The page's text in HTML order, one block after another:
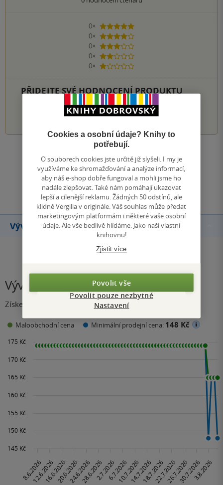
0×
5 hvězdiček
0×
4 hvězdičky
0×
3 hvězdičky
0×
2 hvězdičky
0×
1 hvezdička
PŘIDEJTE SVÉ HODNOCENÍ PRODUKTU
1 2 3 4 5
Přidat hodnocení
Vývoj ceny
Vývoj ceny
Získejte přehled o vývoji ceny za posledních 60 dní.
Maloobchodní cena Minimální prodejní cena: 148 Kč
Cookies a osobní údaje? Knihy to
potřebují.
O souborech cookies jste určitě již slyšeli. I my je
využíváme ke shromažďování a analýze informací,
aby náš e-shop dobře fungoval a mohli jsme ho
nadále zlepšovat. Také nám pomáhají ukazovat
lepší a cílenější reklamu. Žádných 50 odstínů, ale
klidně Vergilia v originále. Váš souhlas může předat
marketingovým platformám i některé vaše osobní
údaje. Ale vše bedlivě hlídáme. Jako naši vlastní
knihovnu!
Zjistit více
Povolit vše
Povolit pouze nezbytné
Nastavení